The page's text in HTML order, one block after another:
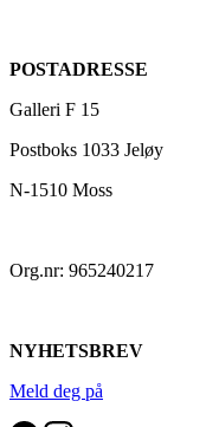
POSTADRESSE
Galleri F 15
Postboks 1033 Jeløy
N-1510 Moss
Org.nr: 965240217
NYHETSBREV
Meld deg på